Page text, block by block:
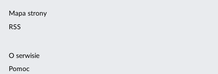
Mapa strony
RSS
O serwisie
Pomoc